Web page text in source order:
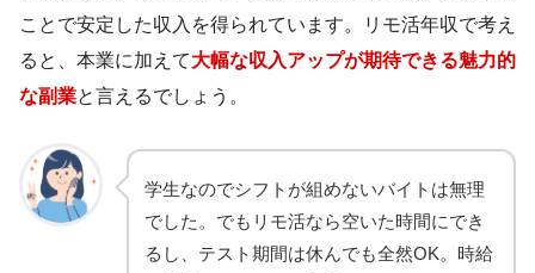
ことで安定した収入を得られています。リモ活年収で考え
ると、本業に加えて大幅な収入アップが期待できる魅力的
な副業と言えるでしょう。
学生なのでシフトが組めないバイトは無理
でした。でもリモ活なら空いた時間にでき
るし、テスト期間は休んでも全然OK。時給